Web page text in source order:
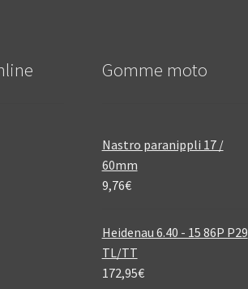
Gomme moto
Nastro paranippli 17 /
60mm
9,76€
Heidenau 6.40 - 15 86P P29
TL/TT
172,95€